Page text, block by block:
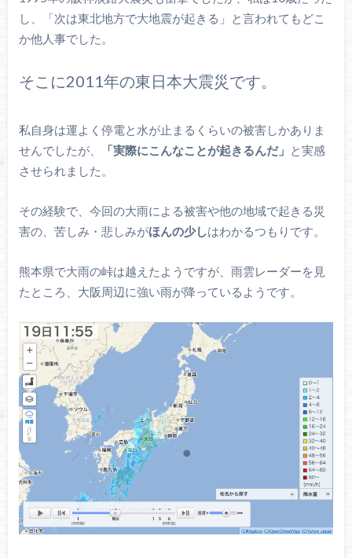
し、「次は東北地方で大地震が起きる」と言われてもどこ
か他人事でした。
そこに2011年の東日本大震災です。
私自身は運よく停電と水が止まるくらいの被害しかありま
せんでしたが、
「実際にこんなことが起きるんだ」 と実感
させられました。
その経験で、今回の大雨による被害や他の地域で起きる災
害の、苦しみ・悲しみがほんの少しはわかるつもりです。
熊本県で大雨の峠は越えたようですが、雨雲レーダーを見
たところ、大阪周辺に強い雨が降っているようです。